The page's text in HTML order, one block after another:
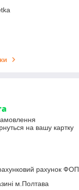
на вашу картку
рахунок ФОП
м.Полтава